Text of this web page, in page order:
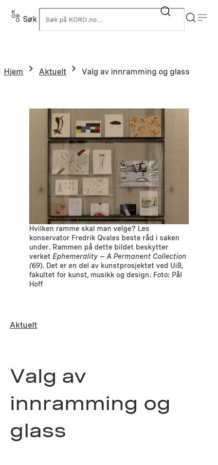
Hopp
Søk
Hjem Aktuelt Valg av innramming og glass
Hvilken ramme skal man velge? Les
konservator Fredrik Qvales beste råd i saken
under. Rammen på dette bildet beskytter
verket Ephemerality – A Permanent Collection
(69). Det er en del av kunstprosjektet ved UiB,
fakultet for kunst, musikk og design. Foto: Pål
Hoff
Aktuelt
Valg av
innramming og
glass